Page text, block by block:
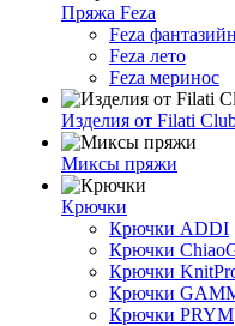
Пряжа Feza
Feza
Feza лето
Feza меринос
Изделия от Filati
Миксы пряжи
Крючки
Крючки ADDI
Крючки
Крючки
Крючки
Крючки PRYM